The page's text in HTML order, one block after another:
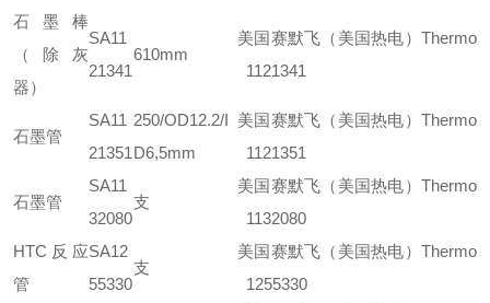
石墨棒
（除灰
器）
SA11
21341
610mm
美国赛默飞（美国热电）Thermo
1121341
石墨管
SA11
21351
250/OD12.2/I
D6,5mm
美国赛默飞（美国热电）Thermo
1121351
石墨管
SA11
32080
支
美国赛默飞（美国热电）Thermo
1132080
HTC反应
管
SA12
55330
支
美国赛默飞（美国热电）Thermo
1255330